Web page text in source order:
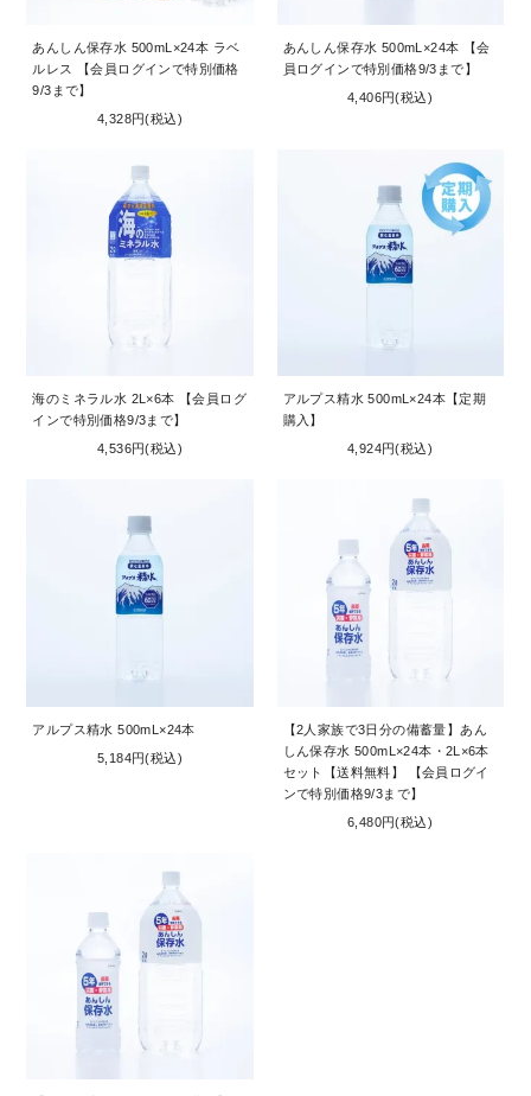
あんしん保存水 500mL×24本 ラベ
ルレス 【会員ログインで特別価格
9/3まで】
4,328円(税込)
あんしん保存水 500mL×24本 【会
員ログインで特別価格9/3まで】
4,406円(税込)
海のミネラル水 2L×6本 【会員ログ
インで特別価格9/3まで】
4,536円(税込)
アルプス精水 500mL×24本【定期
購入】
4,924円(税込)
アルプス精水 500mL×24本
5,184円(税込)
【2人家族で3日分の備蓄量】あん
しん保存水 500mL×24本・2L×6本
セット【送料無料】 【会員ログイ
ンで特別価格9/3まで】
6,480円(税込)